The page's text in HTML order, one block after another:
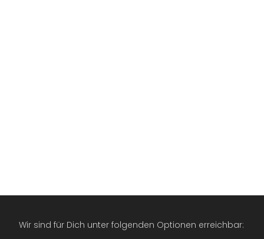
Wir sind für Dich unter folgenden Optionen erreichbar: